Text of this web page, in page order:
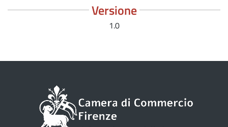
Versione
1.0